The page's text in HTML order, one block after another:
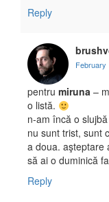
Reply
February
pentru miruna –
o listă.
n-am încă o
nu sunt trist, sunt
a doua. aşteptare
să ai o duminică
Reply